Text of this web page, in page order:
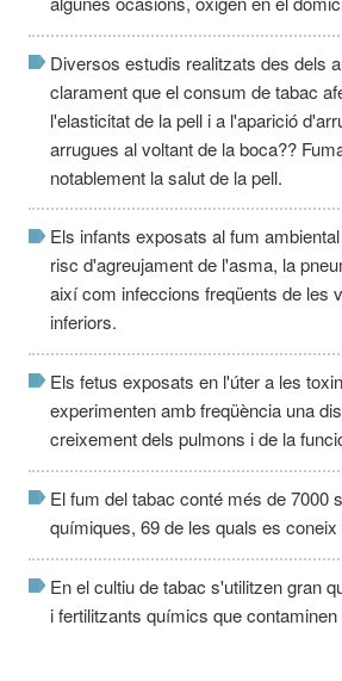
Diversos estudis realitzats des dels
clarament que el consum de tabac
l'elasticitat de la pell i a l'aparició
arrugues al voltant de la boca??
notablement la salut de la pell.
Els infants exposats al fum
risc d'agreujament de l'asma, la
així com infeccions freqüents de les
inferiors.
Els fetus exposats en l'úter a les
experimenten amb freqüència una
creixement dels pulmons i de la
El fum del tabac conté més de 7000
químiques, 69 de les quals es
En el cultiu de tabac s'utilitzen gran
i fertilitzants químics que contaminen